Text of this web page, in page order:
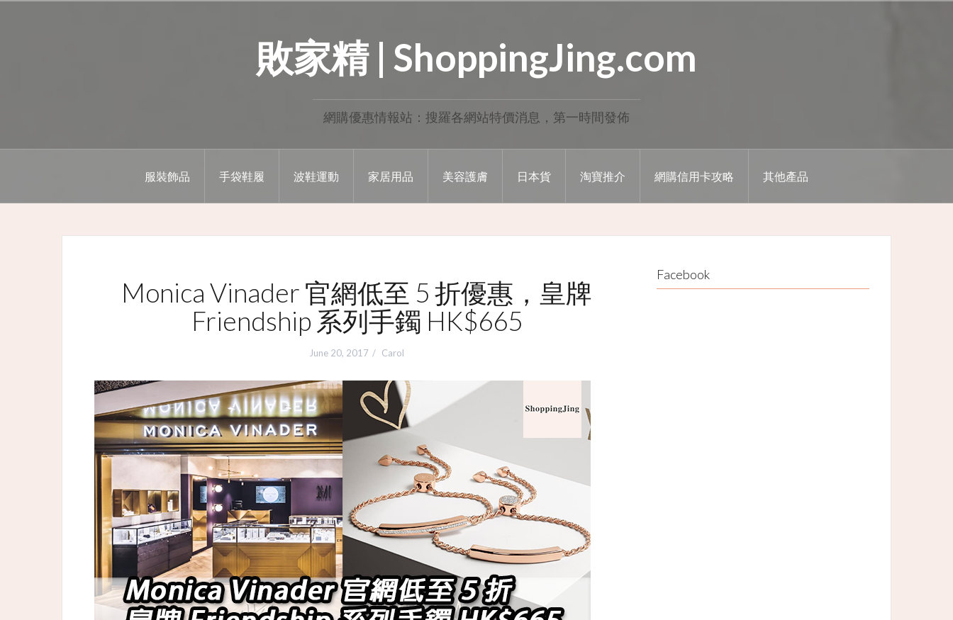
敗家精 | ShoppingJing.com
網購優惠情報站：搜羅各網站特價消息，第一時間發佈
服裝飾品 手袋鞋履 波鞋運動 家居用品 美容護膚 日本貨 淘寶推介 網購信用卡攻略 其他產品
Monica Vinader 官網低至 5 折優惠，皇牌
Friendship 系列手鐲 HK$665
June 20, 2017 Carol
Facebook